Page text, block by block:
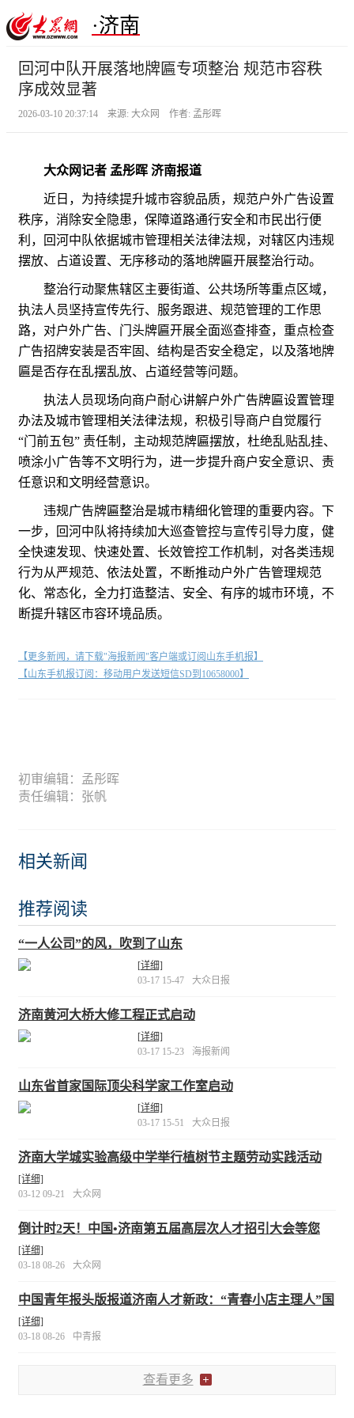
·济南
回河中队开展落地牌匾专项整治 规范市容秩
序成效显著
2026-03-10 20:37:14 来源: 大众网 作者: 孟彤晖
大众网记者 孟彤晖 济南报道
近日，为持续提升城市容貌品质，规范户外广告设置
秩序，消除安全隐患，保障道路通行安全和市民出行便
利，回河中队依据城市管理相关法律法规，对辖区内违规
摆放、占道设置、无序移动的落地牌匾开展整治行动。
整治行动聚焦辖区主要街道、公共场所等重点区域，
执法人员坚持宣传先行、服务跟进、规范管理的工作思
路，对户外广告、门头牌匾开展全面巡查排查，重点检查
广告招牌安装是否牢固、结构是否安全稳定，以及落地牌
匾是否存在乱摆乱放、占道经营等问题。
执法人员现场向商户耐心讲解户外广告牌匾设置管理
办法及城市管理相关法律法规，积极引导商户自觉履行
“门前五包” 责任制，主动规范牌匾摆放，杜绝乱贴乱挂、
喷涂小广告等不文明行为，进一步提升商户安全意识、责
任意识和文明经营意识。
违规广告牌匾整治是城市精细化管理的重要内容。下
一步，回河中队将持续加大巡查管控与宣传引导力度，健
全快速发现、快速处置、长效管控工作机制，对各类违规
行为从严规范、依法处置，不断推动户外广告管理规范
化、常态化，全力打造整洁、安全、有序的城市环境，不
断提升辖区市容环境品质。
【更多新闻，请下载"海报新闻"客户端或订阅山东手机报】
【山东手机报订阅：移动用户发送短信SD到10658000】
初审编辑：孟彤晖
责任编辑：张帆
相关新闻
推荐阅读
“一人公司”的风，吹到了山东
[详细]
03-17 15-47
大众日报
济南黄河大桥大修工程正式启动
[详细]
03-17 15-23
海报新闻
山东省首家国际顶尖科学家工作室启动
[详细]
03-17 15-51
大众日报
济南大学城实验高级中学举行植树节主题劳动实践活动
[详细]
03-12 09-21
大众网
倒计时2天！中国•济南第五届高层次人才招引大会等您
来！
[详细]
03-18 08-26
大众网
中国青年报头版报道济南人才新政：“青春小店主理人”国
内首次进入高层次人才范围
[详细]
03-18 08-26
中青报
查看更多